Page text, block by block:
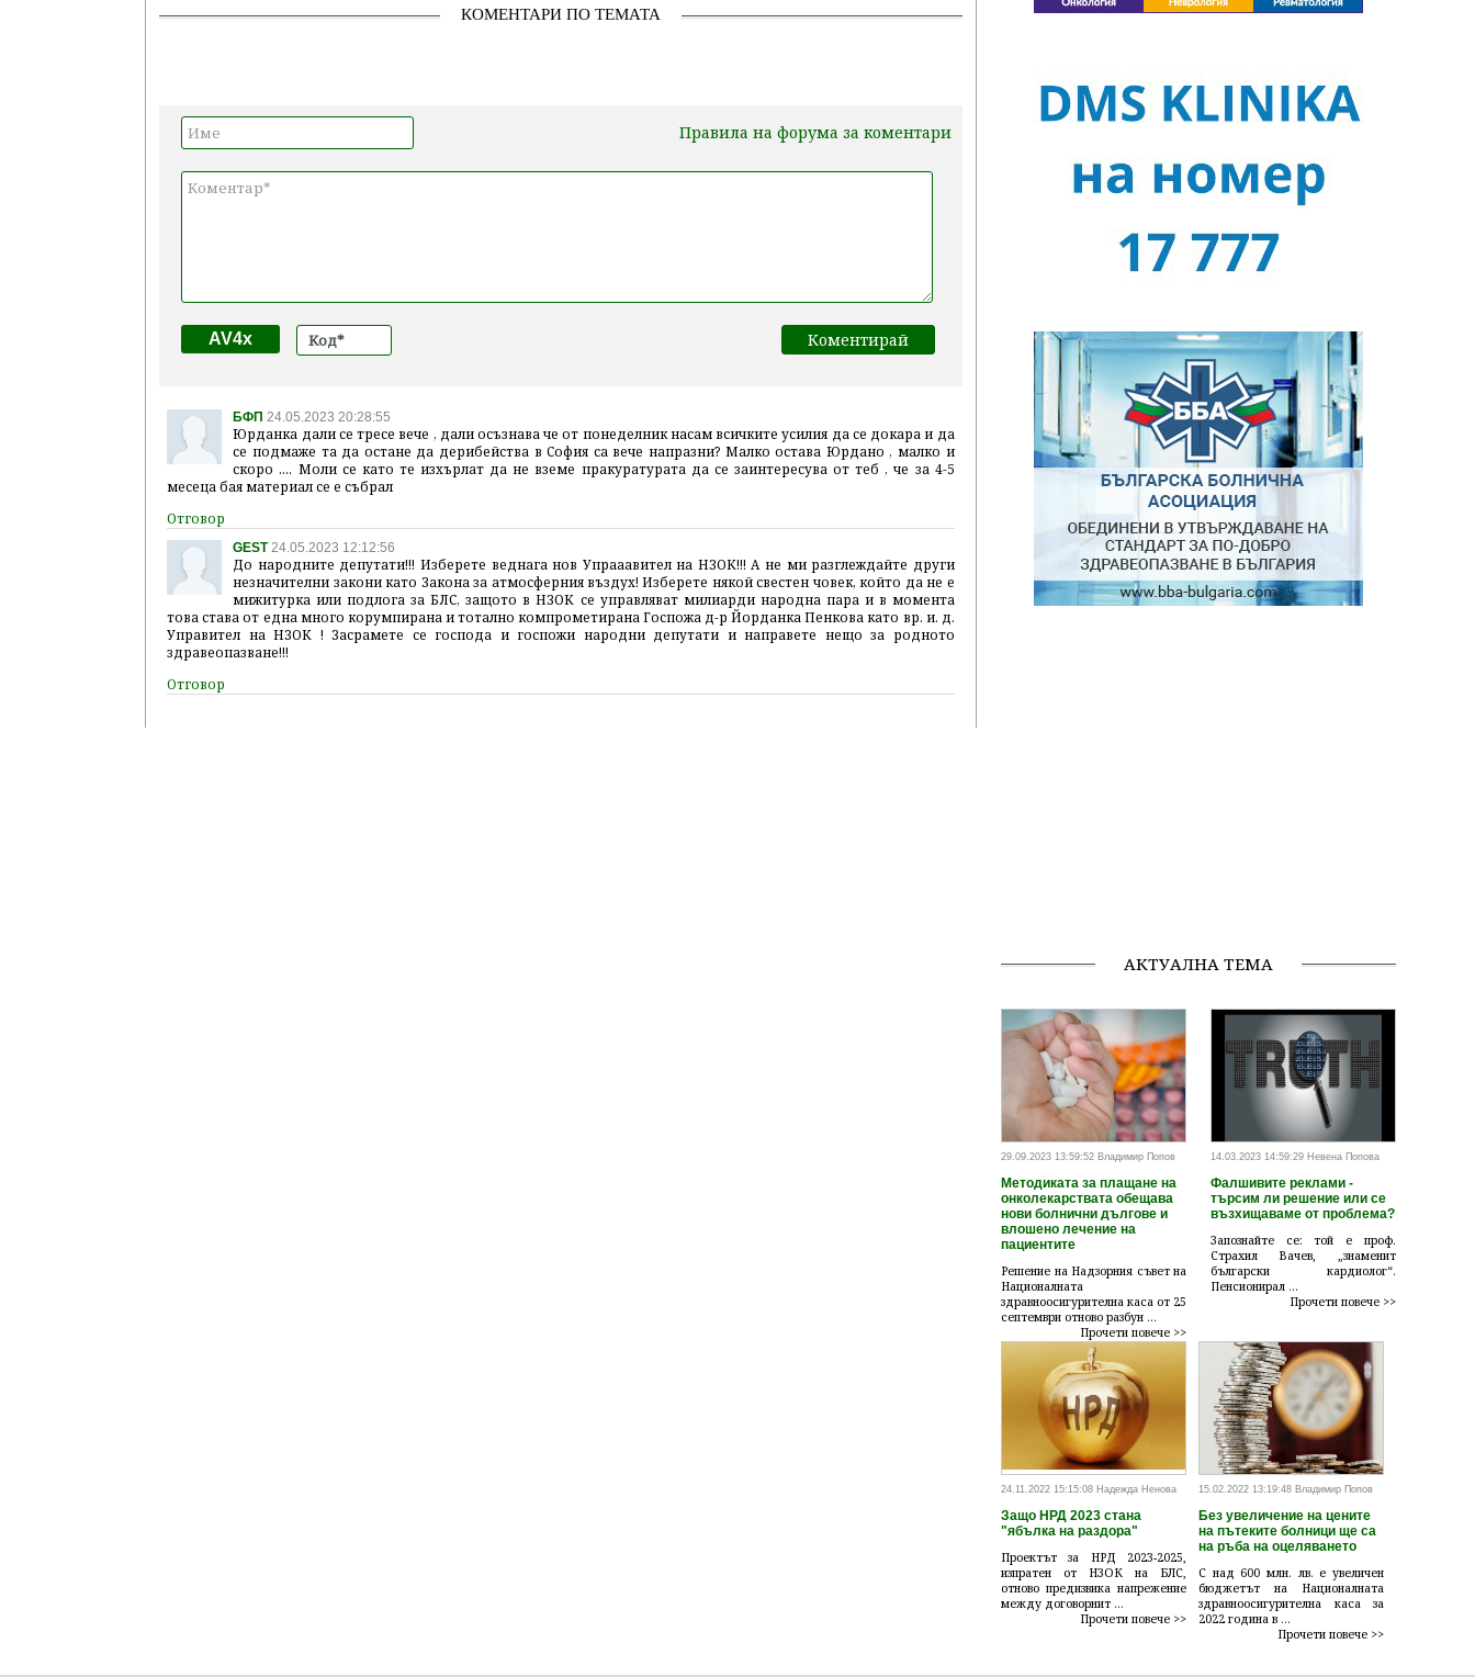
КОМЕНТАРИ ПО ТЕМАТА
Правила на форума за коментари
AV4x
БФП 24.05.2023 20:28:55
Юрданка дали се тресе вече , дали осъзнава че от понеделник насам всичките усилия да се докара и да
се подмаже та да остане да дерибейства в София са вече напразни? Малко остава Юрдано , малко и
скоро .... Моли се като те изхърлат да не вземе пракуратурата да се заинтересува от теб , че за 4-5
месеца бая материал се е събрал
GEST24.05.2023 12:12:56
До народните депутати!!! Изберете веднага нов Упрааавител на НЗОК!!! А не ми разглеждайте други
незначителни закони като Закона за атмосферния въздух! Изберете някой свестен човек, който да не е
мижитурка или подлога за БЛС, защото в НЗОК се управляват милиарди народна пара и в момента
това става от една много корумпирана и тотално компрометирана Госпожа д-р Йорданка Пенкова като вр. и. д.
Управител на НЗОК ! Засрамете се господа и госпожи народни депутати и направете нещо за родното
здравеопазване!!!
АКТУАЛНА ТЕМА
29.09.2023 13:59:52 Владимир Попов
Методиката за плащане на
онколекарствата обещава
нови болнични дългове и
влошено лечение на
пациентите
Решение на Надзорния съвет на
Националната
здравноосигурителна каса от 25
септември отново разбун ...
Прочети повече >>
14.03.2023 14:59:29 Невена Попова
Фалшивите реклами -
търсим ли решение или се
възхищаваме от проблема?
Запознайте се: той е проф.
Страхил Вачев, „знаменит
български кардиолог“.
Пенсионирал ...
Прочети повече >>
24.11.2022 15:15:08 Надежда Ненова
Защо НРД 2023 стана
"ябълка на раздора"
Проектът за НРД 2023-2025,
изпратен от НЗОК на БЛС,
отново предизвика напрежение
между договорнит ...
Прочети повече >>
15.02.2022 13:19:48 Владимир Попов
Без увеличение на цените
на пътеките болници ще са
на ръба на оцеляването
С над 600 млн. лв. е увеличен
бюджетът на Националната
здравноосигурителна каса за
2022 година в ...
Прочети повече >>